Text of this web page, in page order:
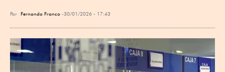
Por Fernando Franco 30/01/2026 - 17:43